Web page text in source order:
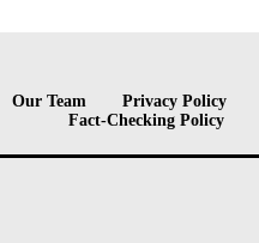
Our Team Privacy Policy
Fact-Checking Policy